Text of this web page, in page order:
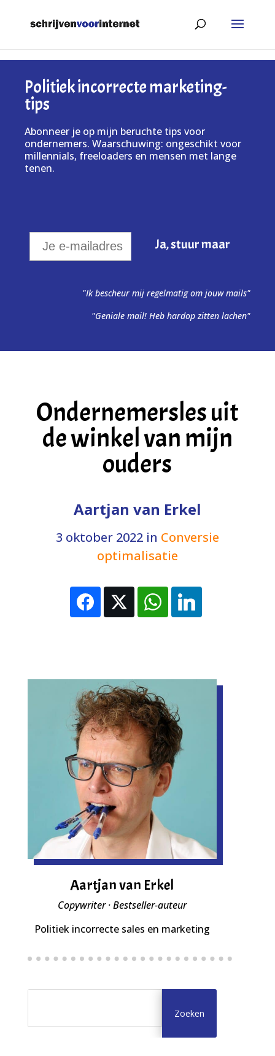
Politiek incorrecte marketing-
tips
Abonneer je op mijn beruchte tips voor
ondernemers. Waarschuwing: ongeschikt voor
millennials, freeloaders en mensen met lange
tenen.
"Ik bescheur mij regelmatig om jouw mails"
"Geniale mail! Heb hardop zitten lachen"
Ondernemersles uit
de winkel van mijn
ouders
Aartjan van Erkel
3 oktober 2022in Conversie
optimalisatie
Aartjan van Erkel
Copywriter · Bestseller-auteur
Politiek incorrecte sales en marketing